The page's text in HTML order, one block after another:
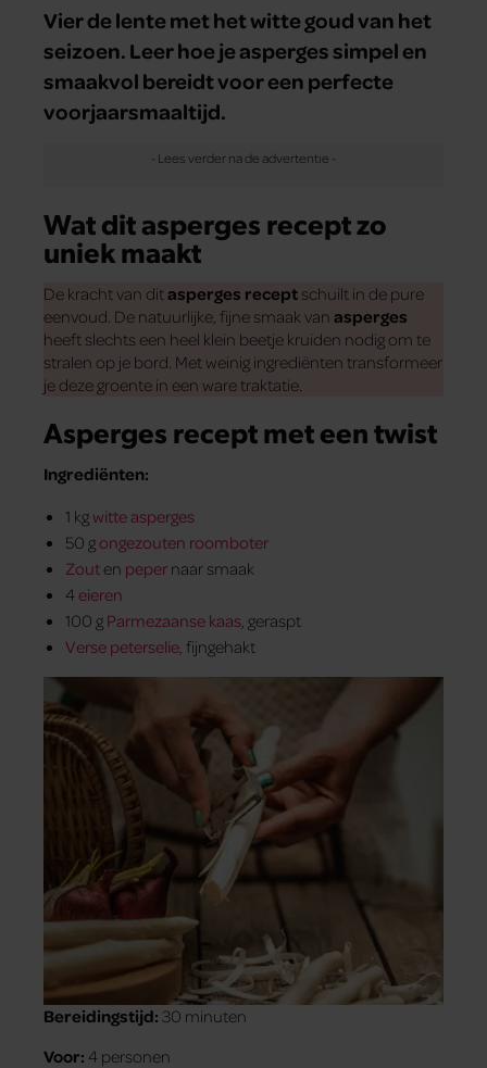
Vier de lente met het witte goud van het
seizoen. Leer hoe je asperges simpel en
smaakvol bereidt voor een perfecte
voorjaarsmaaltijd.
Wat dit asperges recept zo
uniek maakt
De kracht van ditasperges recept schuilt in de pure
eenvoud. De natuurlijke, fijne smaak van asperges
heeft slechts een heel klein beetje kruiden nodig om te
stralen op je bord. Met weinig ingrediënten transformeer
je deze groente in een ware traktatie.
Asperges recept met een twist
Ingrediënten:
1 kg witte asperges
50 gongezouten roomboter
Zout en peper naar smaak
4 eieren
100 g Parmezaanse kaas , geraspt
Verse peterselie , fijngehakt
Bereidingstijd: 30 minuten
Voor: 4 personen